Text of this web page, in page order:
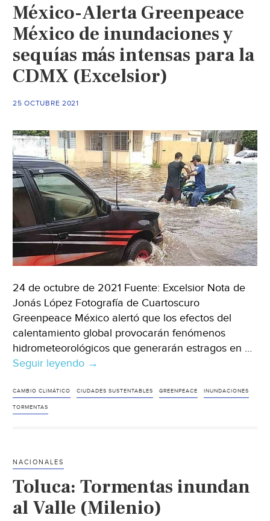
nueve
municipios
de
Guerrero
(El
Sol
Laguna)
México-Alerta Greenpeace
México de inundaciones y
sequías más intensas para la
CDMX (Excelsior)
25 OCTUBRE 2021
24 de octubre de 2021 Fuente: Excelsior Nota de
Jonás López Fotografía de Cuartoscuro
Greenpeace México alertó que los efectos del
calentamiento global provocarán fenómenos
hidrometeorológicos que generarán estragos en …
Seguir leyendo México-
Greenpeace
más
intensas
para
→
CAMBIO CLIMÁTICO CIUDADES SUSTENTABLES GREENPEACE INUNDACIONES
TORMENTAS
NACIONALES
Toluca: Tormentas inundan
al Valle (Milenio)